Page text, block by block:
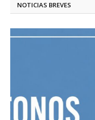
NOTICIAS BREVES